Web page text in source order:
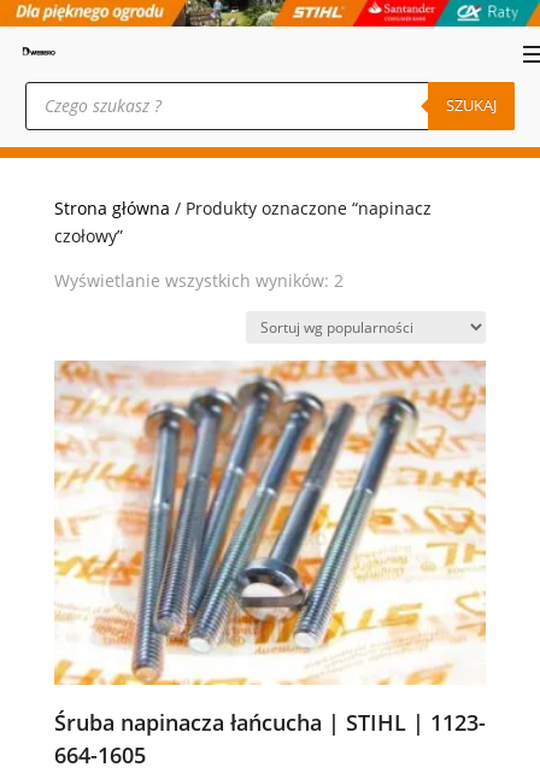
Wyszukiwarka
produktów SZUKAJ
Strona główna / Produkty oznaczone “napinacz
czołowy”
Wyświetlanie wszystkich wyników: 2Posortowane
popularności
Śruba napinacza łańcucha | STIHL | 1123-
664-1605